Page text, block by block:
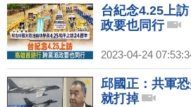
台紀念4.25上
政要也同行
2023-04-24
邱國正：共軍
就打掉